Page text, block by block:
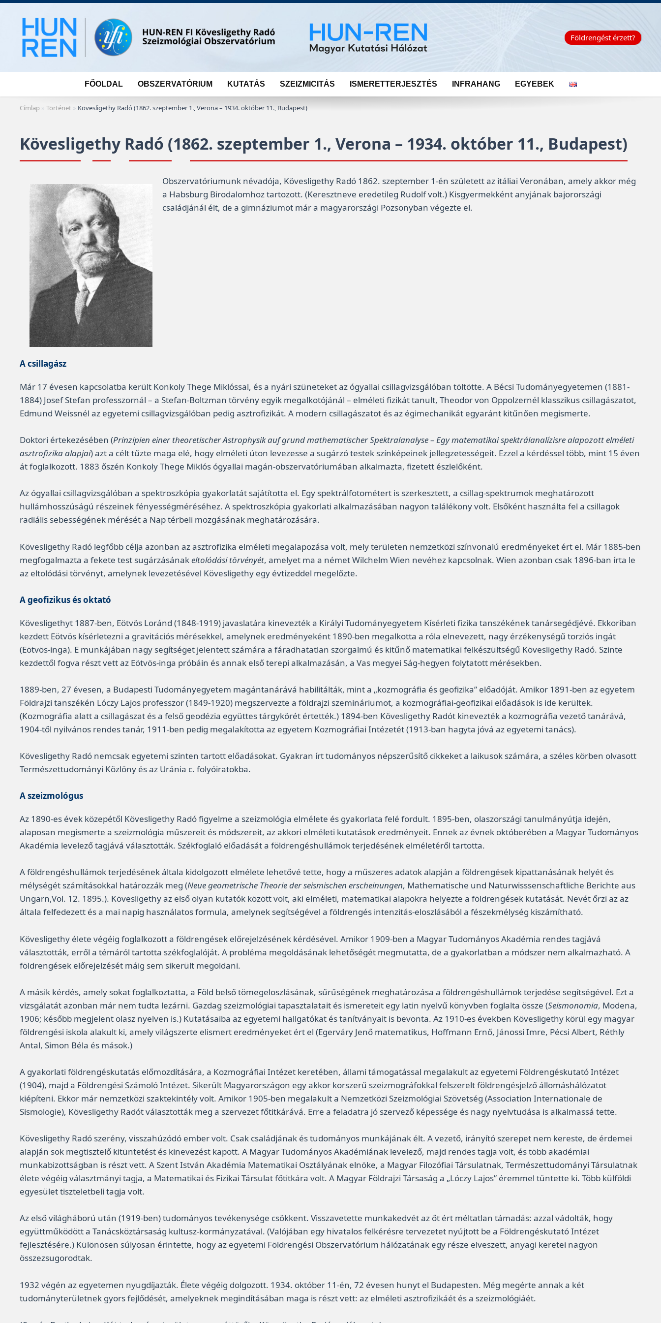
content
Földrengést érzett?
FŐOLDAL OBSZERVATÓRIUM KUTATÁS SZEIZMICITÁS ISMERETTERJESZTÉS INFRAHANG EGYEBEK
Címlap »Történet » Kövesligethy Radó (1862. szeptember 1., Verona – 1934. október 11., Budapest)
Kövesligethy Radó (1862. szeptember 1., Verona – 1934. október 11., Budapest)
Obszervatóriumunk névadója, Kövesligethy Radó 1862. szeptember 1-én született az itáliai Veronában, amely akkor még
a Habsburg Birodalomhoz tartozott. (Keresztneve eredetileg Rudolf volt.) Kisgyermekként anyjának bajorországi
családjánál élt, de a gimnáziumot már a magyarországi Pozsonyban végezte el.
A csillagász
Már 17 évesen kapcsolatba került Konkoly Thege Miklóssal, és a nyári szüneteket az ógyallai csillagvizsgálóban töltötte. A Bécsi Tudományegyetemen (1881-
1884) Josef Stefan professzornál – a Stefan-Boltzman törvény egyik megalkotójánál – elméleti fizikát tanult, Theodor von Oppolzernél klasszikus csillagászatot,
Edmund Weissnél az egyetemi csillagvizsgálóban pedig asztrofizikát. A modern csillagászatot és az égimechanikát egyaránt kitűnően megismerte.
Doktori értekezésében (Prinzipien einer theoretischer Astrophysik auf grund mathematischer Spektralanalyse – Egy matematikai spektrálanalízisre alapozott elméleti
asztrofizika alapjai) azt a célt tűzte maga elé, hogy elméleti úton levezesse a sugárzó testek színképeinek jellegzetességeit. Ezzel a kérdéssel több, mint 15 éven
át foglalkozott. 1883 őszén Konkoly Thege Miklós ógyallai magán-obszervatóriumában alkalmazta, fizetett észlelőként.
Az ógyallai csillagvizsgálóban a spektroszkópia gyakorlatát sajátította el. Egy spektrálfotométert is szerkesztett, a csillag-spektrumok meghatározott
hullámhosszúságú részeinek fényességméréséhez. A spektroszkópia gyakorlati alkalmazásában nagyon találékony volt. Elsőként használta fel a csillagok
radiális sebességének mérését a Nap térbeli mozgásának meghatározására.
Kövesligethy Radó legfőbb célja azonban az asztrofizika elméleti megalapozása volt, mely területen nemzetközi színvonalú eredményeket ért el. Már 1885-ben
megfogalmazta a fekete test sugárzásánakeltolódási törvényét, amelyet ma a német Wilchelm Wien nevéhez kapcsolnak. Wien azonban csak 1896-ban írta le
az eltolódási törvényt, amelynek levezetésével Kövesligethy egy évtizeddel megelőzte.
A geofizikus és oktató
Kövesligethyt 1887-ben, Eötvös Loránd (1848-1919) javaslatára kinevezték a Királyi Tudományegyetem Kísérleti fizika tanszékének tanársegédjévé. Ekkoriban
kezdett Eötvös kísérletezni a gravitációs mérésekkel, amelynek eredményeként 1890-ben megalkotta a róla elnevezett, nagy érzékenységű torziós ingát
(Eötvös-inga). E munkájában nagy segítséget jelentett számára a fáradhatatlan szorgalmú és kitűnő matematikai felkészültségű Kövesligethy Radó. Szinte
kezdettől fogva részt vett az Eötvös-inga próbáin és annak első terepi alkalmazásán, a Vas megyei Ság-hegyen folytatott mérésekben.
1889-ben, 27 évesen, a Budapesti Tudományegyetem magántanárává habilitálták, mint a „kozmográfia és geofizika” előadóját. Amikor 1891-ben az egyetem
Földrajzi tanszékén Lóczy Lajos professzor (1849-1920) megszervezte a földrajzi szemináriumot, a kozmográfiai-geofizikai előadások is ide kerültek.
(Kozmográfia alatt a csillagászat és a felső geodézia együttes tárgykörét értették.) 1894-ben Kövesligethy Radót kinevezték a kozmográfia vezető tanárává,
1904-től nyilvános rendes tanár, 1911-ben pedig megalakította az egyetem Kozmográfiai Intézetét (1913-ban hagyta jóvá az egyetemi tanács).
Kövesligethy Radó nemcsak egyetemi szinten tartott előadásokat. Gyakran írt tudományos népszerűsítő cikkeket a laikusok számára, a széles körben olvasott
Természettudományi Közlöny és az Uránia c. folyóiratokba.
A szeizmológus
Az 1890-es évek közepétől Kövesligethy Radó figyelme a szeizmológia elmélete és gyakorlata felé fordult. 1895-ben, olaszországi tanulmányútja idején,
alaposan megismerte a szeizmológia műszereit és módszereit, az akkori elméleti kutatások eredményeit. Ennek az évnek októberében a Magyar Tudományos
Akadémia levelező tagjává választották. Székfoglaló előadását a földrengéshullámok terjedésének elméletéről tartotta.
A földrengéshullámok terjedésének általa kidolgozott elmélete lehetővé tette, hogy a műszeres adatok alapján a földrengések kipattanásának helyét és
mélységét számításokkal határozzák meg (Neue geometrische Theorie der seismischen erscheinungen, Mathematische und Naturwisssenschaftliche Berichte aus
Ungarn,Vol. 12. 1895.). Kövesligethy az első olyan kutatók között volt, aki elméleti, matematikai alapokra helyezte a földrengések kutatását. Nevét őrzi az az
általa felfedezett és a mai napig használatos formula, amelynek segítségével a földrengés intenzitás-eloszlásából a fészekmélység kiszámítható.
Kövesligethy élete végéig foglalkozott a földrengések előrejelzésének kérdésével. Amikor 1909-ben a Magyar Tudományos Akadémia rendes tagjává
választották, erről a témáról tartotta székfoglalóját. A probléma megoldásának lehetőségét megmutatta, de a gyakorlatban a módszer nem alkalmazható. A
földrengések előrejelzését máig sem sikerült megoldani.
A másik kérdés, amely sokat foglalkoztatta, a Föld belső tömegeloszlásának, sűrűségének meghatározása a földrengéshullámok terjedése segítségével. Ezt a
vizsgálatát azonban már nem tudta lezárni. Gazdag szeizmológiai tapasztalatait és ismereteit egy latin nyelvű könyvben foglalta össze (Seismonomia, Modena,
1906; később megjelent olasz nyelven is.) Kutatásaiba az egyetemi hallgatókat és tanítványait is bevonta. Az 1910-es években Kövesligethy körül egy magyar
földrengési iskola alakult ki, amely világszerte elismert eredményeket ért el (Egerváry Jenő matematikus, Hoffmann Ernő, Jánossi Imre, Pécsi Albert, Réthly
Antal, Simon Béla és mások.)
A gyakorlati földrengéskutatás előmozdítására, a Kozmográfiai Intézet keretében, állami támogatással megalakult az egyetemi Földrengéskutató Intézet
(1904), majd a Földrengési Számoló Intézet. Sikerült Magyarországon egy akkor korszerű szeizmográfokkal felszerelt földrengésjelző állomáshálózatot
kiépíteni. Ekkor már nemzetközi szaktekintély volt. Amikor 1905-ben megalakult a Nemzetközi Szeizmológiai Szövetség (Association Internationale de
Sismologie), Kövesligethy Radót választották meg a szervezet főtitkárává. Erre a feladatra jó szervező képessége és nagy nyelvtudása is alkalmassá tette.
Kövesligethy Radó szerény, visszahúzódó ember volt. Csak családjának és tudományos munkájának élt. A vezető, irányító szerepet nem kereste, de érdemei
alapján sok megtisztelő kitüntetést és kinevezést kapott. A Magyar Tudományos Akadémiának levelező, majd rendes tagja volt, és több akadémiai
munkabizottságban is részt vett. A Szent István Akadémia Matematikai Osztályának elnöke, a Magyar Filozófiai Társulatnak, Természettudományi Társulatnak
élete végéig választmányi tagja, a Matematikai és Fizikai Társulat főtitkára volt. A Magyar Földrajzi Társaság a „Lóczy Lajos” éremmel tüntette ki. Több külföldi
egyesület tiszteletbeli tagja volt.
Az első világháború után (1919-ben) tudományos tevékenysége csökkent. Visszavetette munkakedvét az őt ért méltatlan támadás: azzal vádolták, hogy
együttműködött a Tanácsköztársaság kultusz-kormányzatával. (Valójában egy hivatalos felkérésre tervezetet nyújtott be a Földrengéskutató Intézet
fejlesztésére.) Különösen súlyosan érintette, hogy az egyetemi Földrengési Obszervatórium hálózatának egy része elveszett, anyagi keretei nagyon
összezsugorodtak.
1932 végén az egyetemen nyugdíjazták. Élete végéig dolgozott. 1934. október 11-én, 72 évesen hunyt el Budapesten. Még megérte annak a két
tudományterületnek gyors fejlődését, amelyeknek megindításában maga is részt vett: az elméleti asztrofizikáét és a szeizmológiáét.